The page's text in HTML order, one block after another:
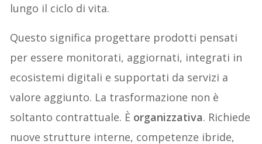
lungo il ciclo di vita.
Questo significa progettare prodotti pensati
per essere monitorati, aggiornati, integrati in
ecosistemi digitali e supportati da servizi a
valore aggiunto. La trasformazione non è
soltanto contrattuale. È organizzativa. Richiede
nuove strutture interne, competenze ibride,